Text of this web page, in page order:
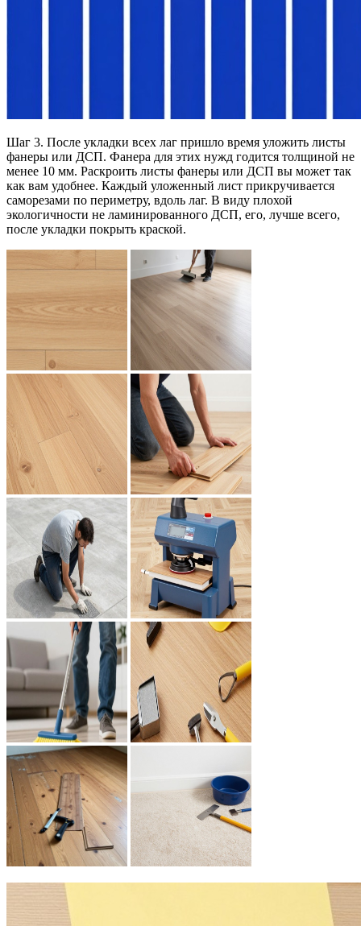
Шаг 3. После укладки всех лаг пришло время уложить листы
фанеры или ДСП. Фанера для этих нужд годится толщиной не
менее 10 мм. Раскроить листы фанеры или ДСП вы может так
как вам удобнее. Каждый уложенный лист прикручивается
саморезами по периметру, вдоль лаг. В виду плохой
экологичности не ламинированного ДСП, его, лучше всего,
после укладки покрыть краской.